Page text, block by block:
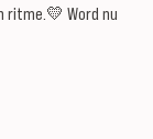
ritme.💛 Word nu